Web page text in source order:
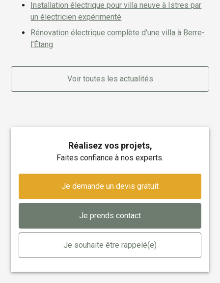
Installation électrique pour villa neuve à Istres par
un électricien expérimenté
Rénovation électrique complète d'une villa à Berre-
l'Étang
Voir toutes les actualités
Réalisez vos projets,
faites confiance à nos experts.
Je demande un devis gratuit
Je prends contact
Je souhaite être rappelé(e)